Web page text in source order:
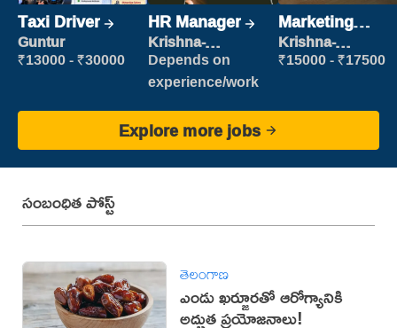
Taxi Driver
Guntur
₹13000 - ₹30000
HR Manager
Krishna-
vijayawada
Depends on
experience/work
Marketing
Executive
Krishna-
vijayawada
₹15000 - ₹17500
Explore more jobs
సంబంధిత పోస్ట్
తెలంగాణ
ఎండు ఖర్జూరతో ఆరోగ్యానికి
అద్భుత ప్రయోజనాలు!